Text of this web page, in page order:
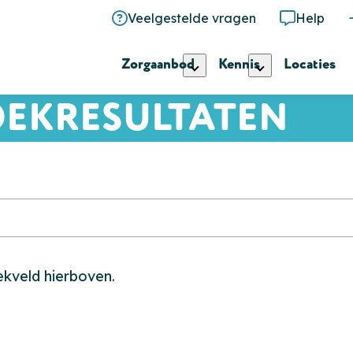
Veelgestelde vragen Help
Zorgaanbod Kennis Locaties
hierboven.